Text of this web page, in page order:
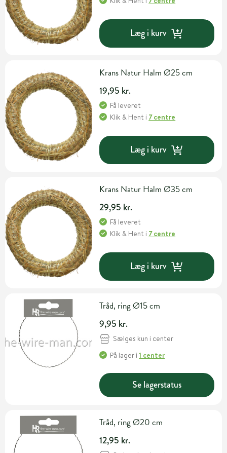
Læg i kurv
Krans Natur Halm Ø25 cm
19,95 kr.
Få leveret
Klik & Hent i 7 centre
Læg i kurv
Krans Natur Halm Ø35 cm
29,95 kr.
Få leveret
Klik & Hent i 7 centre
Læg i kurv
Tråd, ring Ø15 cm
9,95 kr.
Sælges kun i center
På lager i1 center
Se lagerstatus
Tråd, ring Ø20 cm
12,95 kr.